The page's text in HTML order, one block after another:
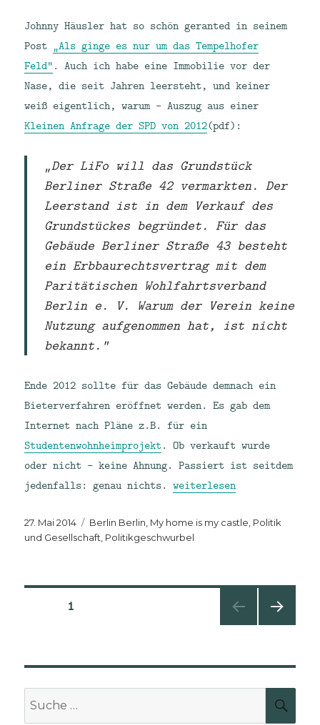
Johnny Häusler hat so schön geranted in seinem
Post „Als ginge es nur um das Tempelhofer
Feld“. Auch ich habe eine Immobilie vor der
Nase, die seit Jahren leersteht, und keiner
weiß eigentlich, warum – Auszug aus einer
Kleinen Anfrage der SPD von 2012(pdf):
„Der LiFo will das Grundstück
Berliner Straße 42 vermarkten. Der
Leerstand ist in dem Verkauf des
Grundstückes begründet. Für das
Gebäude Berliner Straße 43 besteht
ein Erbbaurechtsvertrag mit dem
Paritätischen Wohlfahrtsverband
Berlin e. V. Warum der Verein keine
Nutzung aufgenommen hat, ist nicht
bekannt.“
Ende 2012 sollte für das Gebäude demnach ein
Bieterverfahren eröffnet werden. Es gab dem
Internet nach Pläne z.B. für ein
Studentenwohnheimprojekt. Ob verkauft wurde
oder nicht – keine Ahnung. Passiert ist seitdem
jedenfalls: genau nichts.„Leerstand“
weiterlesen
Veröffentlicht
am
27. Mai 2014 Kategorien
Berlin Berlin My home is my castle Politik
und Gesellschaft Politikgeschwurbel
Seitennummerierung
Beiträge
1